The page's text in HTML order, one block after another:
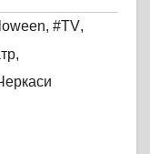
, #TV,
,